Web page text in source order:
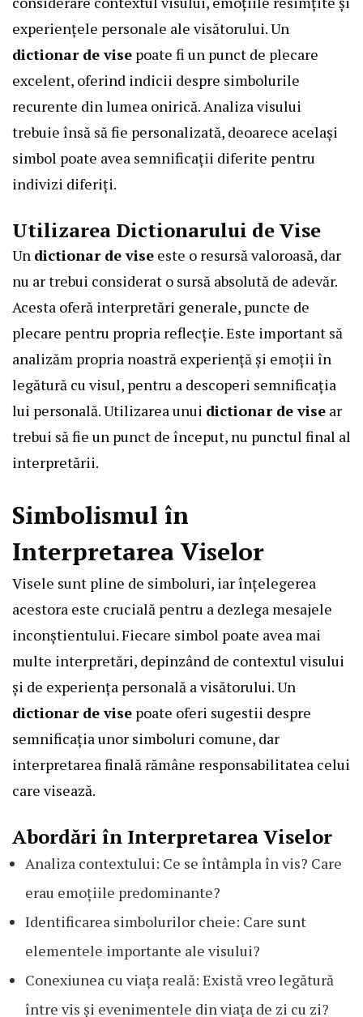
experiențele personale ale visătorului. Un
dictionar de vise poate fi un punct de plecare
excelent, oferind indicii despre simbolurile
recurente din lumea onirică. Analiza visului
trebuie însă să fie personalizată, deoarece același
simbol poate avea semnificații diferite pentru
indivizi diferiți.
Utilizarea Dictionarului de Vise
Un dictionar de vise este o resursă valoroasă, dar
nu ar trebui considerat o sursă absolută de adevăr.
Acesta oferă interpretări generale, puncte de
plecare pentru propria reflecție. Este important să
analizăm propria noastră experiență și emoții în
legătură cu visul, pentru a descoperi semnificația
lui personală. Utilizarea unui dictionar de vise ar
trebui să fie un punct de început, nu punctul final al
interpretării.
Simbolismul în
Interpretarea Viselor
Visele sunt pline de simboluri, iar înțelegerea
acestora este crucială pentru a dezlega mesajele
inconștientului. Fiecare simbol poate avea mai
multe interpretări, depinzând de contextul visului
și de experiența personală a visătorului. Un
dictionar de vise poate oferi sugestii despre
semnificația unor simboluri comune, dar
interpretarea finală rămâne responsabilitatea celui
care visează.
Abordări în Interpretarea Viselor
Analiza contextului: Ce se întâmpla în vis? Care
erau emoțiile predominante?
Identificarea simbolurilor cheie: Care sunt
elementele importante ale visului?
Conexiunea cu viața reală: Există vreo legătură
între vis și evenimentele din viața de zi cu zi?